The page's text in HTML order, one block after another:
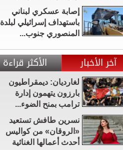
إصابة عسكري لبناني
باستهداف إسرائيلي لبلدة
المنصوري جنوب...
آخر الأخبار الأكثر قراءة
لغارديان: ديمقراطيون
بارزون يتهمون إدارة
ترامب بمنح الضوء...
نسرين طافش تستعيد
«الروقان» من كواليس
أحدث أعمالها الغنائية